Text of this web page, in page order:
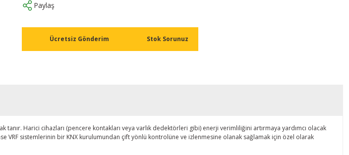
Paylaş
Ücretsiz Gönderim Stok Sorunuz
Harici cihazları (pencere kontakları veya varlık dedektörleri gibi) enerji verimliliğini artırmaya yardımcı olacak
sistemlerinin bir KNX kurulumundan çift yönlü kontrolüne ve izlenmesine olanak sağlamak için özel olarak